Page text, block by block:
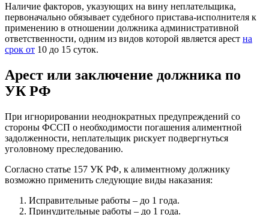
Наличие факторов, указующих на вину неплательщика,
первоначально обязывает судебного пристава-исполнителя к
применению в отношении должника административной
ответственности, одним из видов которой является арест на
срок от 10 до 15 суток.
Арест или заключение должника по
УК РФ
При игнорировании неоднократных предупреждений со
стороны ФССП о необходимости погашения алиментной
задолженности, неплательщик рискует подвергнуться
уголовному преследованию.
Согласно статье 157 УК РФ, к алиментному должнику
возможно применить следующие виды наказания:
Исправительные работы – до 1 года.
Принудительные работы – до 1 года.